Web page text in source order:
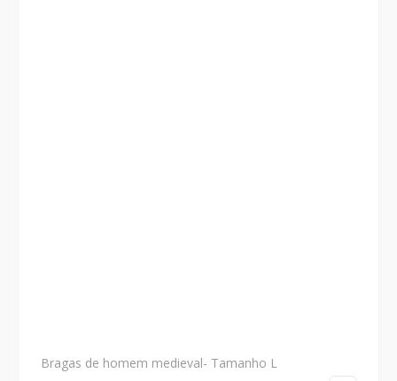
Bragas de homem medieval- Tamanho L